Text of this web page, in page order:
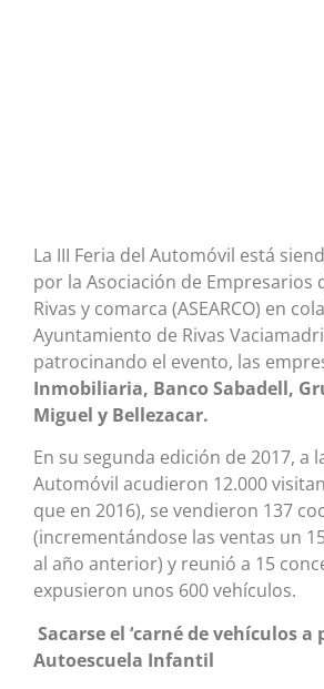
La III Feria del Automóvil está
por la Asociación de Empresarios
Rivas y comarca (ASEARCO) en
Ayuntamiento de Rivas
patrocinando el evento, las
Inmobiliaria, Banco Sabadell,
Miguel y Bellezacar.
En su segunda edición de 2017, a
Automóvil acudieron 12.000
que en 2016), se vendieron 137
(incrementándose las ventas un
al año anterior) y reunió a 15
expusieron unos 600 vehículos.
Sacarse el ‘carné de vehículos a
Autoescuela Infantil